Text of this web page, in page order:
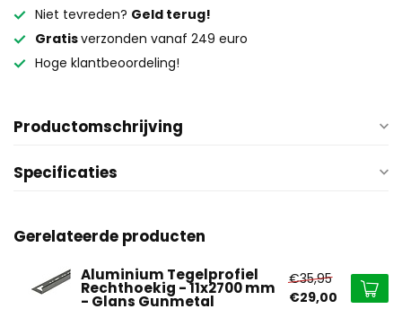
Niet tevreden? Geld terug!
Gratisverzonden vanaf 249 euro
Hoge klantbeoordeling!
Productomschrijving
Specificaties
Gerelateerde producten
Aluminium Tegelprofiel
Rechthoekig - 11x2700 mm
- Glans Gunmetal
€35,95
€29,00